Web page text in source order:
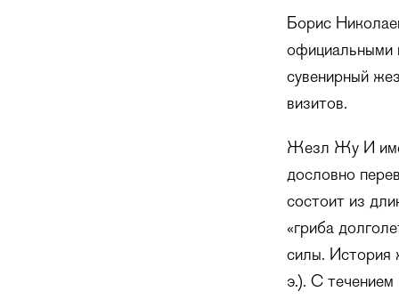
Борис
официальными
сувенирный
визитов.
Жезл Жу И
дословно
состоит из
«гриба
силы. История
э.). С течением